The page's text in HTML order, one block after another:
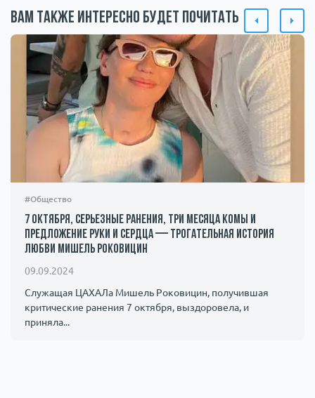
Вам также интересно будет почитать
#Общество
7 октября, серьезные ранения, три месяца комы и
предложение руки и сердца — трогательная история
любви Мишель Роковицин
09.09.2024
Служащая ЦАХАЛа Мишель Роковицин, получившая
критические ранения 7 октября, выздоровела, и
приняла...